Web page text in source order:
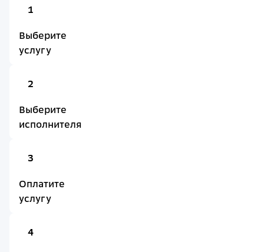
1
Выберите
услугу
2
Выберите
исполнителя
3
Оплатите
услугу
4